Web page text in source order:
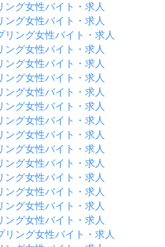
グ女性バイト・求人
グ女性バイト・求人
リング女性バイト・求人
グ女性バイト・求人
グ女性バイト・求人
ング女性バイト・求人
ング女性バイト・求人
グ女性バイト・求人
ング女性バイト・求人
グ女性バイト・求人
ング女性バイト・求人
グ女性バイト・求人
グ女性バイト・求人
グ女性バイト・求人
グ女性バイト・求人
グ女性バイト・求人
ング女性バイト・求人